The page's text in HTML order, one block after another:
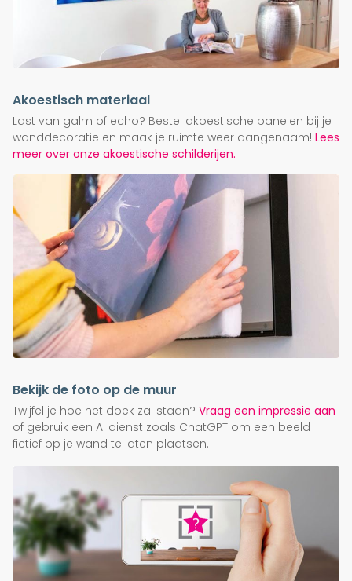
Akoestisch materiaal
Last van galm of echo? Bestel akoestische panelen bij je
wanddecoratie en maak je ruimte weer aangenaam! Lees
meer over onze akoestische schilderijen.
Bekijk de foto op de muur
Twijfel je hoe het doek zal staan? Vraag een impressie aan
of gebruik een AI dienst zoals ChatGPT om een beeld
fictief op je wand te laten plaatsen.